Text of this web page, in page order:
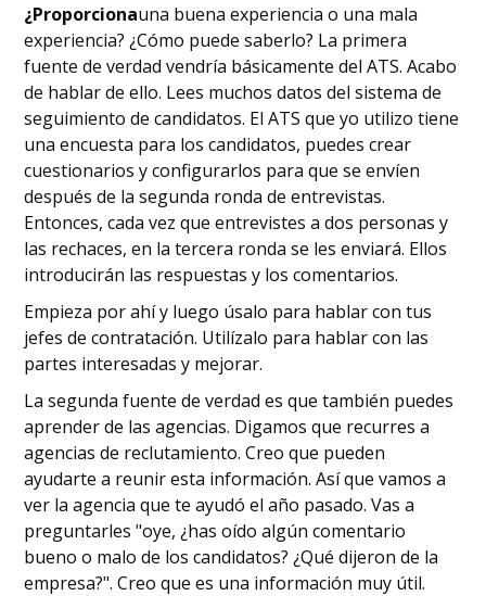
‍¿Proporcionauna buena experiencia o una mala
experiencia? ¿Cómo puede saberlo? La primera
fuente de verdad vendría básicamente del ATS. Acabo
de hablar de ello. Lees muchos datos del sistema de
seguimiento de candidatos. El ATS que yo utilizo tiene
una encuesta para los candidatos, puedes crear
cuestionarios y configurarlos para que se envíen
después de la segunda ronda de entrevistas.
Entonces, cada vez que entrevistes a dos personas y
las rechaces, en la tercera ronda se les enviará. Ellos
introducirán las respuestas y los comentarios.
Empieza por ahí y luego úsalo para hablar con tus
jefes de contratación. Utilízalo para hablar con las
partes interesadas y mejorar.
La segunda fuente de verdad es que también puedes
aprender de las agencias. Digamos que recurres a
agencias de reclutamiento. Creo que pueden
ayudarte a reunir esta información. Así que vamos a
ver la agencia que te ayudó el año pasado. Vas a
preguntarles "oye, ¿has oído algún comentario
bueno o malo de los candidatos? ¿Qué dijeron de la
empresa?". Creo que es una información muy útil.